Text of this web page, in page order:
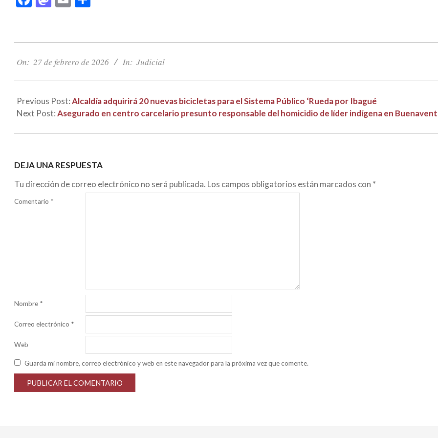
02-
On: 27 de febrero de 2026 In: Judicial
Previous Post:Alcaldía adquirirá 20 nuevas bicicletas para el Sistema Público ‘Rueda por Ibagué
Next Post:Asegurado en centro carcelario presunto responsable del homicidio de líder indígena en
DEJA UNA RESPUESTA
Tu dirección de correo electrónico no será publicada. Los campos obligatorios están marcados con *
Comentario *
Nombre *
Correo electrónico *
Web
Guarda mi nombre, correo electrónico y web en este navegador para la próxima vez que comente.